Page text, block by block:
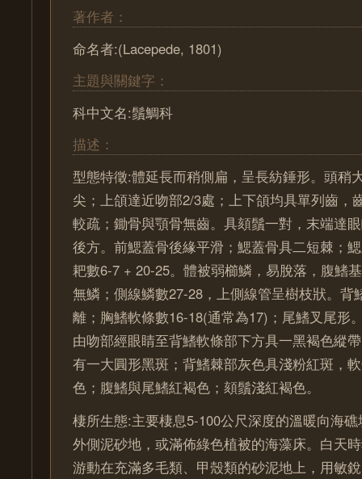
著作者：
命名者:(Lacepede, 1801)
主題與關鍵字：
科中文名:鬚鯛科
描述：
型態特徵:體延長而稍側扁，呈長紡錘形。頭稍
尖；上頜達近吻部2/3處；上下頜均具單列齒，
較疏；鋤骨與顎骨無齒。具頦鬚一對，末端達
後方。前鰓蓋骨後緣平滑；鰓蓋骨具二短棘；
耙數6-7 + 20-25。體被弱櫛鱗，易脫落，腹鰭
無鱗；側線鱗數27-28，上側線管呈樹枝狀。背
離；胸鰭軟條數16-18(通常為17)；尾鰭叉尾形
由吻部經眼睛至背鰭軟條部下方具一黑褐色縱
有一大圓形黑斑；背鰭棘部灰色具淺粉紅斑，
色；腹鰭與尾鰭紅褐色；頦鬚淺紅褐色。
棲所生態:主要棲息5-100公尺深度的溫暖向海
外側泥砂地，或滿佈綠色植被的海藻床。白天
游動在充滿多毛類、甲殼類的砂泥地上，用敏